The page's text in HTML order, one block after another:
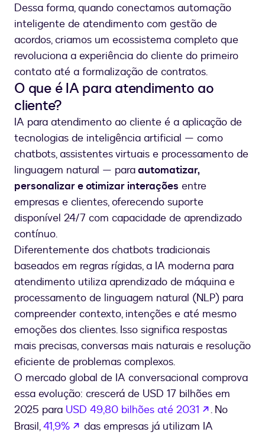
Dessa forma, quando conectamos automação
inteligente de atendimento com gestão de
acordos, criamos um ecossistema completo que
revoluciona a experiência do cliente do primeiro
contato até a formalização de contratos.
O que é IA para atendimento ao
cliente?
IA para atendimento ao cliente é a aplicação de
tecnologias de inteligência artificial — como
chatbots, assistentes virtuais e processamento de
linguagem natural — paraautomatizar,
personalizar e otimizar interações entre
empresas e clientes, oferecendo suporte
disponível 24/7 com capacidade de aprendizado
contínuo.
Diferentemente dos chatbots tradicionais
baseados em regras rígidas, a IA moderna para
atendimento utiliza aprendizado de máquina e
processamento de linguagem natural (NLP) para
compreender contexto, intenções e até mesmo
emoções dos clientes. Isso significa respostas
mais precisas, conversas mais naturais e resolução
eficiente de problemas complexos.
O mercado global de IA conversacional comprova
essa evolução: crescerá de USD 17 bilhões em
2025 para USD 49,80 bilhões até 2031 se abre en
. No
Brasil,41,9% se abre en una nueva pestaña
das empresas já utilizam IA